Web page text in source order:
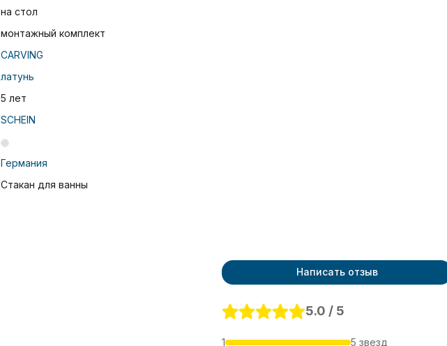
на стол
монтажный комплект
CARVING
латунь
5 лет
SCHEIN
Германия
Стакан для ванны
Написать отзыв
5.0 / 5
1 5 звезд